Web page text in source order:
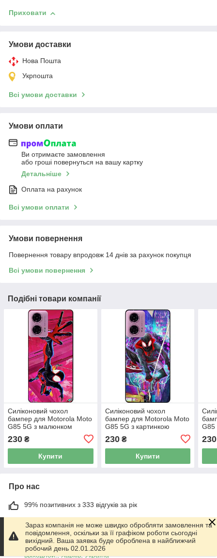
Приховати
Умови доставки
Нова Пошта
Укрпошта
Всі умови доставки
Умови оплати
Ви отримаєте замовлення
або гроші повернуться на вашу картку
Детальніше
Оплата на рахунок
Всі умови оплати
Умови повернення
Повернення товару впродовж 14 днів за рахунок покупця
Всі умови повернення
Подібні товари компанії
Силіконовий чохол
бампер для Motorola Moto
G85 5G з малюнком
Spider man Людина-павук
230 ₴
Купити
Силіконовий чохол
бампер для Motorola Moto
G85 5G з картинкою
Spider man Людина-павук
230₴
Купити
G85
230
Про нас
99% позитивних з 333 відгуків за рік
Працює з 01.06.2014
м. Харків
График работы 10.00-17.00. Суббота - Воскресенье
выходной!, Харків, Україна
Зараз компанія не може швидко обробляти замовлення та
повідомлення, оскільки за її графіком роботи сьогодні
вихідний. Ваша заявка буде оброблена в найближчий
робочий день 02.01.2026